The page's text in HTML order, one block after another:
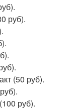
руб).
(50 руб).
руб).